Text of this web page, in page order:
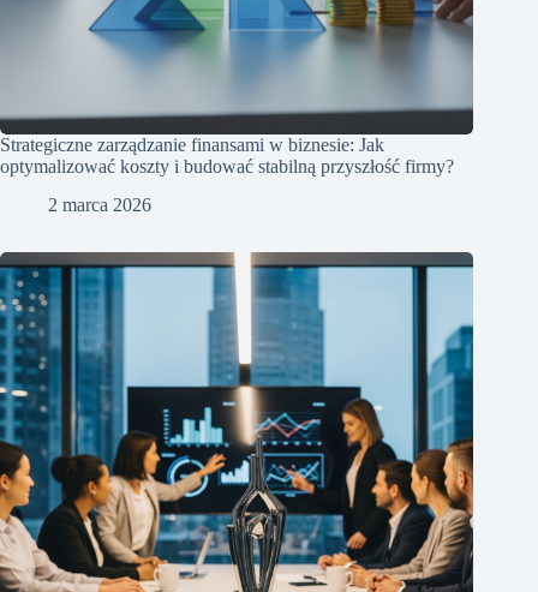
Strategiczne zarządzanie finansami w biznesie: Jak
optymalizować koszty i budować stabilną przyszłość firmy?
2 marca 2026